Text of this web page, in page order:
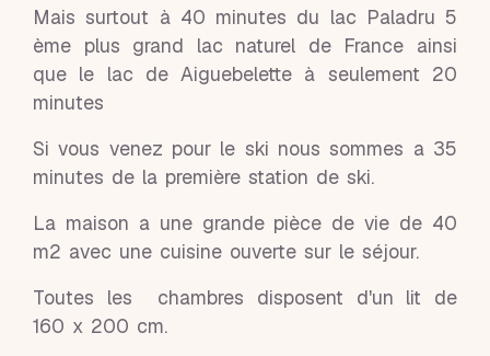
Mais surtout à 40 minutes du lac Paladru 5
ème plus grand lac naturel de France ainsi
que le lac de Aiguebelette à seulement 20
minutes
Si vous venez pour le ski nous sommes a 35
minutes de la première station de ski.
La maison a une grande pièce de vie de 40
m2 avec une cuisine ouverte sur le séjour.
Toutes les chambres disposent d'un lit de
160 x 200 cm.